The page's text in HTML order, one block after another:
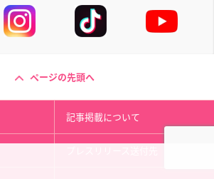
ページの先頭へ
記事掲載について